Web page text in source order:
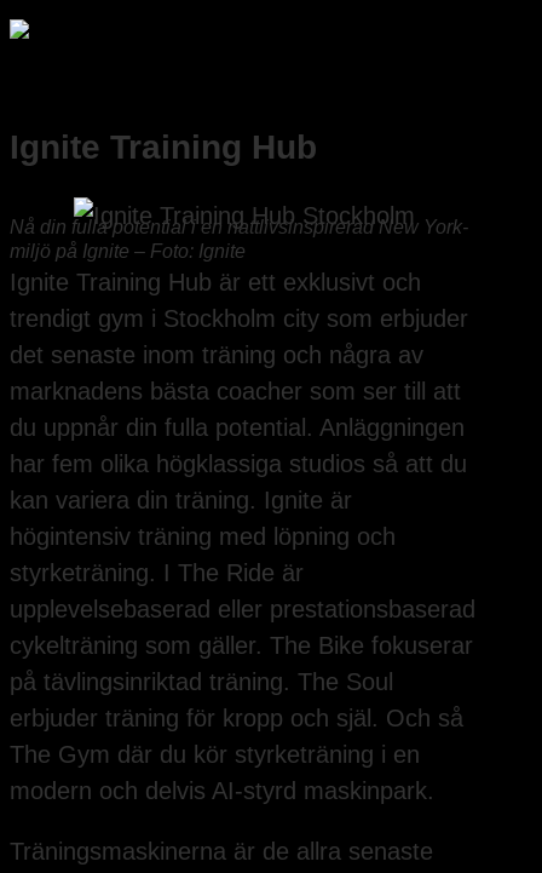
Ignite Training Hub
Nå din fulla potential i en nattlivsinspirerad New York-
miljö på Ignite – Foto: Ignite
Ignite Training Hub är ett exklusivt och
trendigt gym i Stockholm city som erbjuder
det senaste inom träning och några av
marknadens bästa coacher som ser till att
du uppnår din fulla potential. Anläggningen
har fem olika högklassiga studios så att du
kan variera din träning. Ignite är
högintensiv träning med löpning och
styrketräning. I The Ride är
upplevelsebaserad eller prestationsbaserad
cykelträning som gäller. The Bike fokuserar
på tävlingsinriktad träning. The Soul
erbjuder träning för kropp och själ. Och så
The Gym där du kör styrketräning i en
modern och delvis AI-styrd maskinpark.
Träningsmaskinerna är de allra senaste